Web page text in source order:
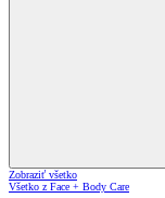
Zobraziť všetko
Všetko z Face + Body Care